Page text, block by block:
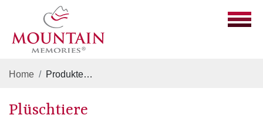
Home Produkte
Plüschtiere